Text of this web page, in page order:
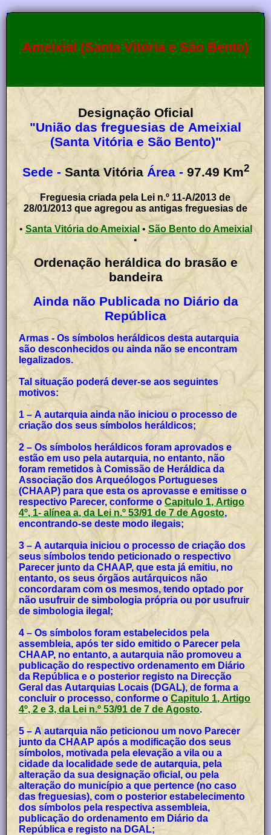
Ameixial (Santa Vitória e São Bento)
Designação Oficial
"União das freguesias de Ameixial
(Santa Vitória e São Bento)"
Sede - Santa Vitória Área - 97.49 Km2
Freguesia criada pela Lei n.º 11-A/2013 de
28/01/2013 que agregou as antigas freguesias de
• Santa Vitória do Ameixial • São Bento do Ameixial
•
Ordenação heráldica do brasão e
bandeira
Ainda não Publicada no Diário da
República
Armas - Os símbolos heráldicos desta autarquia
são desconhecidos ou ainda não se encontram
legalizados.
Tal situação poderá dever-se aos seguintes
motivos:
1 – A autarquia ainda não iniciou o processo de
criação dos seus símbolos heráldicos;
2 – Os símbolos heráldicos foram aprovados e
estão em uso pela autarquia, no entanto, não
foram remetidos à Comissão de Heráldica da
Associação dos Arqueólogos Portugueses
(CHAAP) para que esta os aprovasse e emitisse o
respectivo Parecer, conforme oCapitulo 1, Artigo
4º, 1- alínea a, da Lei n.º 53/91 de 7 de Agosto,
encontrando-se deste modo ilegais;
3 – A autarquia iniciou o processo de criação dos
seus símbolos tendo peticionado o respectivo
Parecer junto da CHAAP, que esta já emitiu, no
entanto, os seus órgãos autárquicos não
concordaram com os mesmos, tendo optado por
não usufruir de simbologia própria ou por usufruir
de simbologia ilegal;
4 – Os símbolos foram estabelecidos pela
assembleia, após ter sido emitido o Parecer pela
CHAAP, no entanto, a autarquia não promoveu a
publicação do respectivo ordenamento em Diário
da República e o posterior registo na Direcção
Geral das Autarquias Locais (DGAL), de forma a
concluir o processo, conforme oCapitulo 1, Artigo
4º, 2 e 3, da Lei n.º 53/91 de 7 de Agosto.
5 – A autarquia não peticionou um novo Parecer
junto da CHAAP após a modificação dos seus
símbolos, motivada pela elevação a vila ou a
cidade da localidade sede de autarquia, pela
alteração da sua designação oficial, ou pela
alteração do município a que pertence (no caso
das freguesias), com o posterior estabelecimento
dos símbolos pela respectiva assembleia,
publicação do ordenamento em Diário da
República e registo na DGAL;